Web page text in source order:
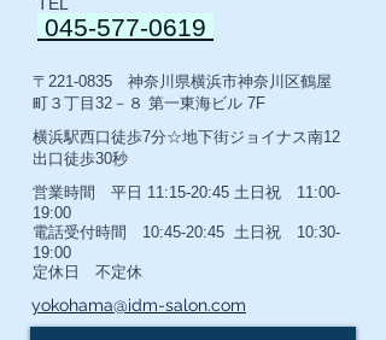
045-577-0619
〒221-0835 神奈川県横浜市神奈川区鶴屋
町３丁目32－８ 第一東海ビル 7F
横浜駅西口徒歩7分☆地下街ジョイナス南12
出口徒歩30秒
営業時間 平日 11:15-20:45 土日祝 11:00-
19:00
電話受付時間 10:45-20:45 土日祝 10:30-
19:00
定休日 不定休
yokohama@idm-salon.com